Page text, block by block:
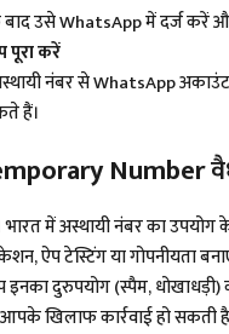
बाद उसे WhatsApp में दर्ज करें
पूरा करें
नंबर से WhatsApp
हैं।
Number
में अस्थायी नंबर का उपयोग
ऐप टेस्टिंग या गोपनीयता
इनका दुरुपयोग (स्पैम,
खिलाफ कार्रवाई हो सकती